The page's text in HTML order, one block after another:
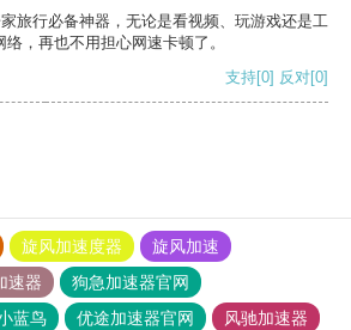
旅行必备神器，无论是看视频、玩游戏还是工
，再也不用担心网速卡顿了。
支持[0] 反对[0]
旋风加速度器
旋风加速
速器
狗急加速器官网
蓝鸟 优途加速器官网
风驰加速器